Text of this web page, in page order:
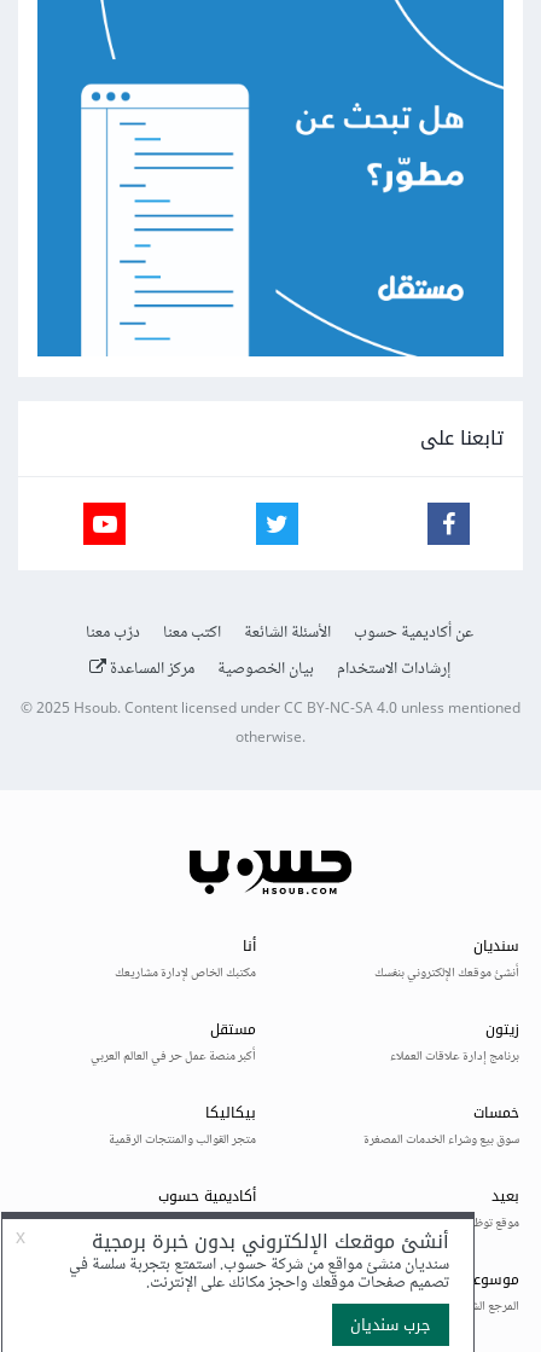
تابعنا على
عن أكاديمية حسوب الأسئلة الشائعة اكتب معنا
درّب معنا
إرشادات الاستخدام
بيان الخصوصية مركز المساعدة
© 2025Hsoub.Content licensed underCC BY-NC-SA 4.0unless mentioned
otherwise.